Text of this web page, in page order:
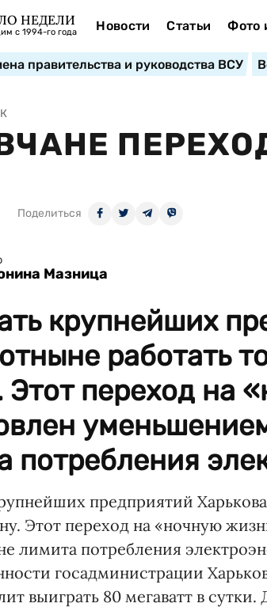
НЕДЕЛИ
с 1994-го года Новости Статьи Фото
правительства и руководства ВСУ
Поделиться
Мазница
крупнейших
работать
Этот переход на
потребления
предприятий
Этот переход на «ночную
лимита потребления
госадминистрации
выиграть 80 мегаватт в